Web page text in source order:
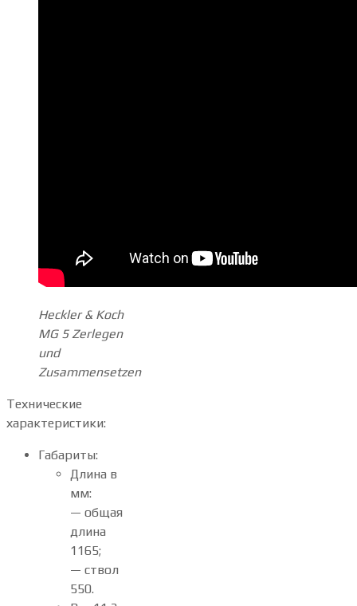
Heckler & Koch
MG 5 Zerlegen
und
Zusammensetzen
Технические
характеристики:
Габариты:
Длина в
мм:
— общая
длина
1165;
— ствол
550.